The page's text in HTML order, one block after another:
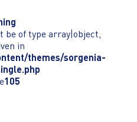
be of type array|object,
in
themes/sorgenia-
105